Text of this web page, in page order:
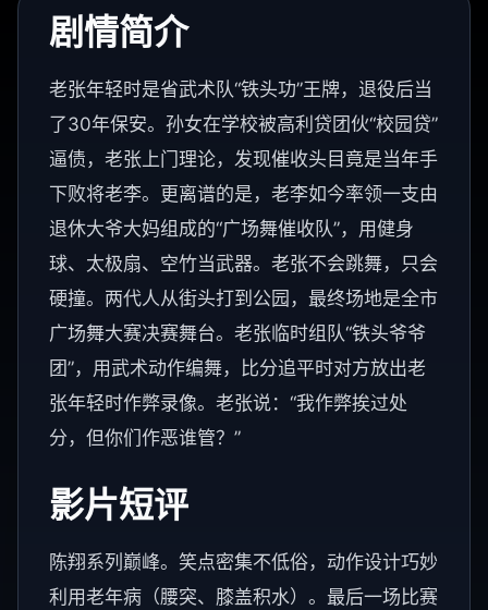
剧情简介
老张年轻时是省武术队“铁头功”王牌，退役后当
了30年保安。孙女在学校被高利贷团伙“校园贷”
逼债，老张上门理论，发现催收头目竟是当年手
下败将老李。更离谱的是，老李如今率领一支由
退休大爷大妈组成的“广场舞催收队”，用健身
球、太极扇、空竹当武器。老张不会跳舞，只会
硬撞。两代人从街头打到公园，最终场地是全市
广场舞大赛决赛舞台。老张临时组队“铁头爷爷
团”，用武术动作编舞，比分追平时对方放出老
张年轻时作弊录像。老张说：“我作弊挨过处
分，但你们作恶谁管？”
影片短评
陈翔系列巅峰。笑点密集不低俗，动作设计巧妙
利用老年病（腰突、膝盖积水）。最后一场比赛